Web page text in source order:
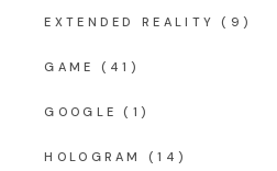
EXTENDED REALITY (9)
GAME (41)
GOOGLE (1)
HOLOGRAM (14)